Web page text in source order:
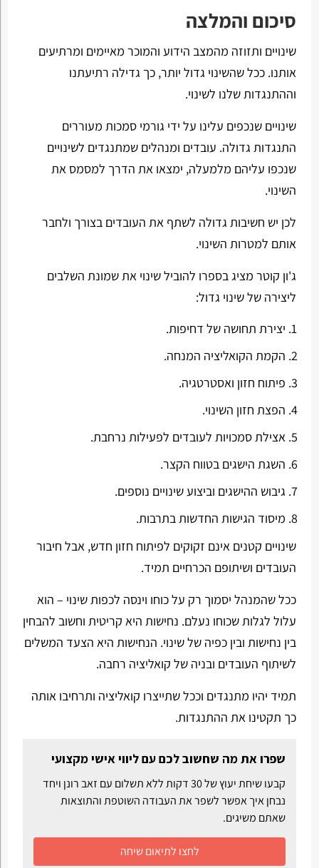
סיכום והמלצה
שינויים ותזוזה מהמצב הידוע והמוכר מאיימים ומרתיעים
אותנו. ככל שהשינוי גדול יותר, כך גדילה רתיעתנו
וההתנגדות שלנו לשינוי.
שינויים שנכפים עלינו על ידי גורמי סמכות מעוררים
התנגדות גדולה. עובדים ומנהלים שמתנגדים לשינויים
שנכפו עליהם מלמעלה, ימצאו את הדרך למסמס את
השינוי.
לכן יש חשיבות גדולה לשתף את העובדים בצורך ולחבר
אותם למטרות השינוי.
ג'ון קוטר מציג בספרו להוביל שינוי את שמונת השלבים
ליצירה של שינוי גדול:
יצירת תחושה של דחיפות.
הקמת הקואליציה המנחה.
פיתוח חזון ואסטרטגיה.
הפצת חזון השינוי.
אצילת סמכויות לעובדים לפעילות נרחבת.
השגת הישגים בטווח הקצר.
גיבוש ההישגים וביצוע שינויים נוספים.
מיסוד הגישות החדשות בתרבות.
שינויים קטנים אינם זקוקים לפיתוח חזון חדש, אבל חיבור
העובדים ושיתופם הכרחיים תמיד.
ככל שהמנהל יסמוך רק על כוחו וינסה לכפות שינוי – הוא
עלול לגלות שכוחו נעלם. נחישות היא קריטית וחשוב להבחין
בין נחישות ובין כפיה של שינוי. הנחישות היא הצעד המשלים
לשיתוף העובדים ובניה של קואליציה רחבה.
תמיד יהיו מתנגדים וככל שתייצרו קואליציה ותרחיבו אותה
כך תקטינו את ההתנגדות.
שפרו את מה שחשוב לכם עם ליווי אישי מקצועי
קבעו שיחת יעוץ של 30 דקות ללא תשלום עם זאב רונן ויחד
נבחן איך אפשר לשפר את העבודה השוטפת והתוצאות
שאתם משיגים.
לחצו לתיאום שיחה